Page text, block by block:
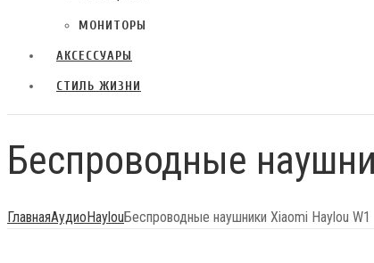
МОНИТОРЫ
АКСЕССУАРЫ
СТИЛЬ ЖИЗНИ
Беспроводные
ГлавнаяАудиоHaylouБеспроводные наушники Xiaomi Haylou W1